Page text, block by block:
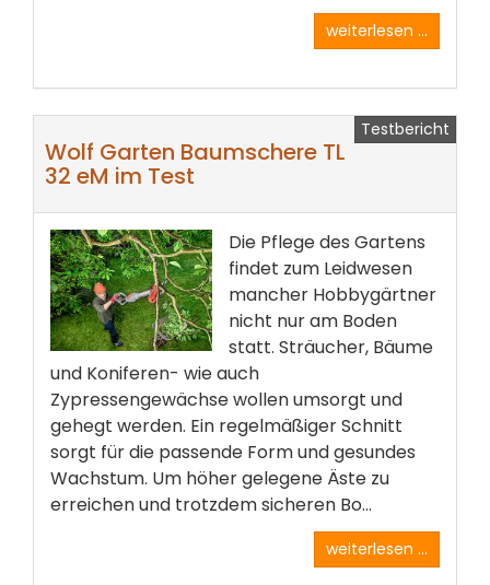
weiterlesen ...
Testbericht
Wolf Garten Baumschere TL
32 eM im Test
Die Pflege des Gartens
findet zum Leidwesen
mancher Hobbygärtner
nicht nur am Boden
statt. Sträucher, Bäume
und Koniferen- wie auch
Zypressengewächse wollen umsorgt und
gehegt werden. Ein regelmäßiger Schnitt
sorgt für die passende Form und gesundes
Wachstum. Um höher gelegene Äste zu
erreichen und trotzdem sicheren Bo...
weiterlesen ...